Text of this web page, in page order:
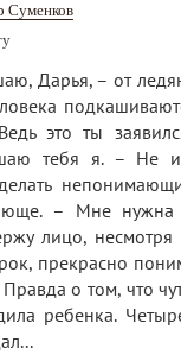
Суменков
Дарья, – от
это ты
тебя я. – Не
– Мне нужна
лицо, несмотря
прекрасно
о том, что
ребенка.